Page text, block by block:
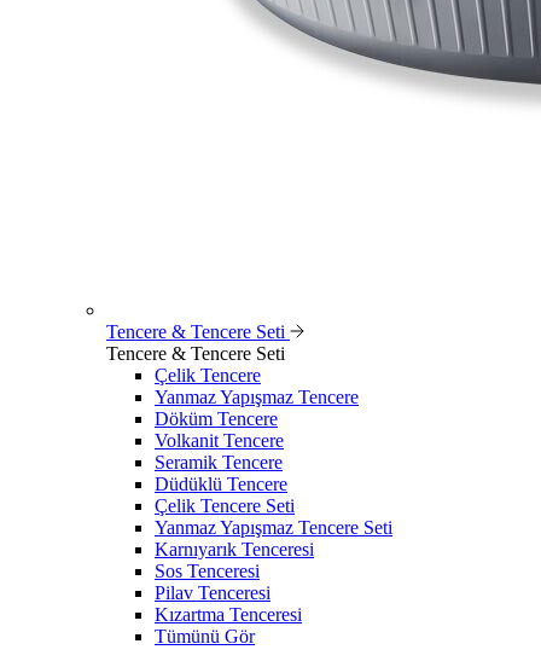
Tencere & Tencere Seti
Tencere & Tencere Seti
Çelik Tencere
Yanmaz Yapışmaz Tencere
Döküm Tencere
Volkanit Tencere
Seramik Tencere
Düdüklü Tencere
Çelik Tencere Seti
Yanmaz Yapışmaz Tencere Seti
Karnıyarık Tenceresi
Sos Tenceresi
Pilav Tenceresi
Kızartma Tenceresi
Tümünü Gör